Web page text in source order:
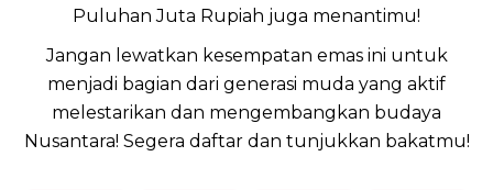
Puluhan Juta Rupiah juga menantimu!
Jangan lewatkan kesempatan emas ini untuk
menjadi bagian dari generasi muda yang aktif
melestarikan dan mengembangkan budaya
Nusantara! Segera daftar dan tunjukkan bakatmu!